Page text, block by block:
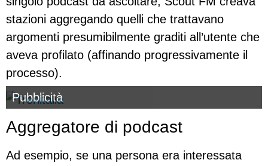
stazioni aggregando quelli che trattavano
argomenti presumibilmente graditi all’utente che
aveva profilato (affinando progressivamente il
processo).
Pubblicità
Aggregatore di podcast
Ad esempio, se una persona era interessata